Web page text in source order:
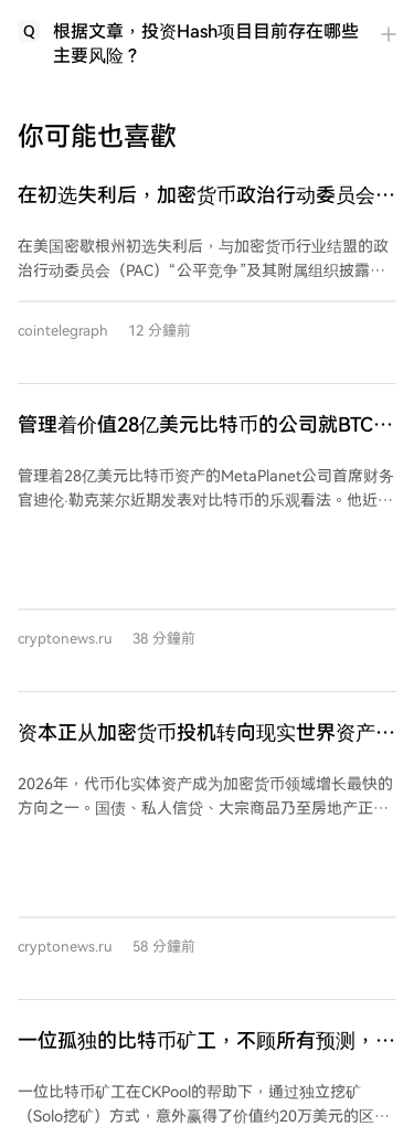
Q
根据文章，投资Hash项目目前存在哪些
主要风险？
你可能也喜歡
在初选失利后，加密货币政治行动委员会向
在美国密歇根州初选失利后，与加密货币行业结盟的政
治行动委员会（PAC）“公平竞争”及其附属组织披露，
州和怀俄明州的国会候选人。这些资金主要用于媒体广
告，支持对象包括曾投票支持《数字资产市场清晰度法
任；在佛罗里达州第16选区，为共和党候选人悉尼·格鲁
特斯投入类似金额；并为竞选怀俄明州参议院席位的众
议员哈丽雅特·哈格曼提供支持。此外，民主党方面也投
入了5万多美元支持佛罗里达州第23选区的洛伊丝·弗兰
克尔。 此次投入的背景是，该PAC支持的密歇根州第13
亿美元，可能改变国会现有格局。同时，国会议员对
加密市场结构立法在国会通过，并将根据议员的投票记
时参考。
cointelegraph 12 分鐘前
管理着价值28亿美元比特币的公司就BTC发
管理着28亿美元比特币资产的MetaPlanet公司首席财务
官迪伦·勒克莱尔近期发表对比特币的乐观看法。他近期
类公司在市场低迷时因资本结构问题可能比比特币本身
现成为全球金融体系重要组成部分的目标，必须与传统
资本市场整合，仅靠个人投资者使用冷钱包不足以支撑
其大规模增长。对于来自部分比特币原教主义者的批
吸引不同风险偏好机构资本的重要桥梁。 勒克莱尔表
示，有强烈信号表明市场可能已经触底。他解释称，第
涨。
cryptonews.ru 38 分鐘前
资本正从加密货币投机转向现实世界资产
2026年，代币化实体资产成为加密货币领域增长最快的
方向之一。国债、私人信贷、大宗商品乃至房地产正转
额在第二季度增至74亿美元，同比增长超三倍，现货交
代币化RWA总价值已超300亿美元，较前一年翻倍。截
至2026年8月，该价值已接近380亿美元。 RWA并非取
代传统金融，而是成为其与区块链世界的桥梁。银行与
得了此前链上无法触及的资产。传统金融提供资本、监
管与成熟产品，区块链则带来24小时结算、透明度、可
cryptonews.ru 58 分鐘前
一位孤独的比特币矿工，不顾所有预测，赢
一位比特币矿工在CKPool的帮助下，通过独立挖矿
（Solo挖矿）方式，意外赢得了价值约20万美元的区块